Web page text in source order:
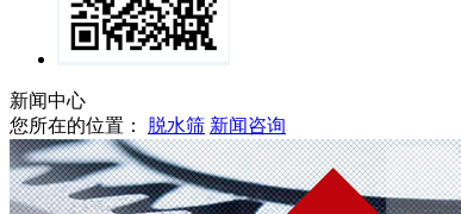
新闻中心
您所在的位置：
脱水筛 新闻咨询